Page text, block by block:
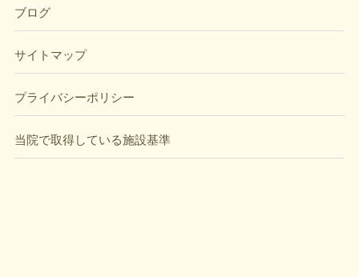
ブログ
サイトマップ
プライバシーポリシー
当院で取得している施設基準